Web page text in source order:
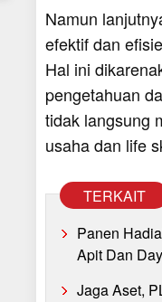
Namun
efektif dan
Hal ini
pengetahuan
tidak langsung
usaha dan life
TERKAIT
Panen
Apit Dan
Jaga Aset,